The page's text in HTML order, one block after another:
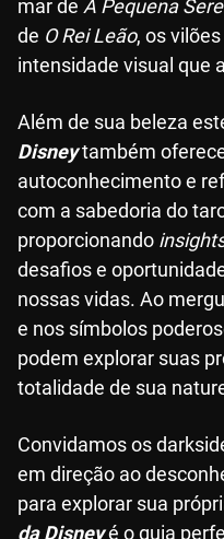
mar de A Pequena
de O Rei Leão, os
intensidade visual que
Além de sua beleza
Disneytambém
autoconhecimento e
com a sabedoria do
proporcionando
desafios e
nossas vidas. Ao
e nos símbolos
podem explorar suas
totalidade de sua
Convidamos os
em direção ao
para explorar sua
da Disneyé o guia